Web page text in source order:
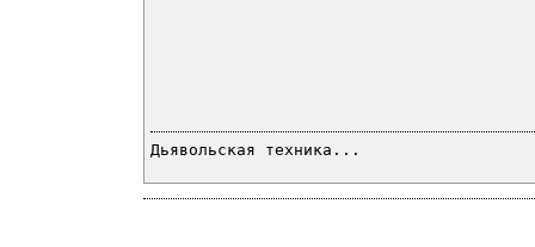
Дьявольская техника...